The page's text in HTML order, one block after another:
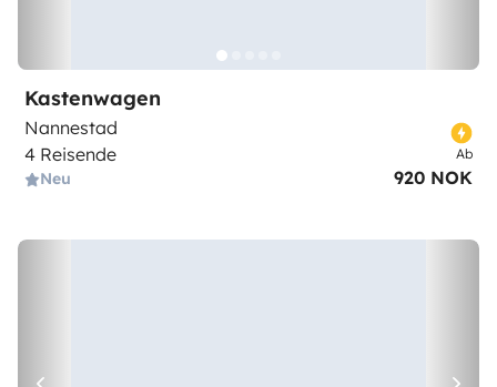
Kastenwagen
Nannestad
4 Reisende
Neu
Ab
920 NOK